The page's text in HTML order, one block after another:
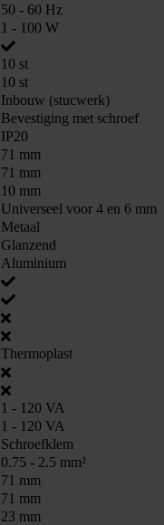
50 - 60 Hz
1 - 100 W
10 st
10 st
Inbouw (stucwerk)
Bevestiging met schroef
IP20
71 mm
71 mm
10 mm
Universeel voor 4 en 6 mm
Metaal
Glanzend
Aluminium
Thermoplast
1 - 120 VA
1 - 120 VA
Schroefklem
0.75 - 2.5 mm²
71 mm
71 mm
23 mm